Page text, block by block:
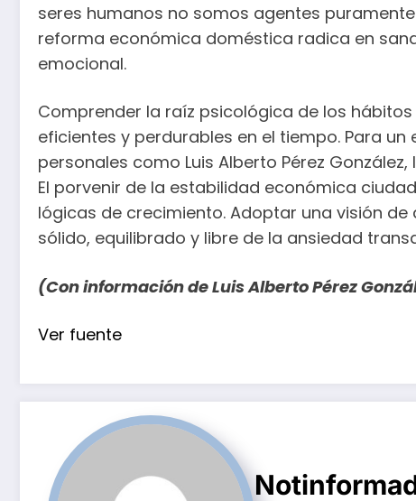
seres humanos no somos agentes
reforma económica doméstica radica en
emocional.
Comprender la raíz psicológica de los
eficientes y perdurables en el tiempo. Para
personales como Luis Alberto Pérez
El porvenir de la estabilidad económica
lógicas de crecimiento. Adoptar una visión
sólido, equilibrado y libre de la ansiedad
(Con información de Luis Alberto Pérez
Navegación
de
entradas
Ver fuente